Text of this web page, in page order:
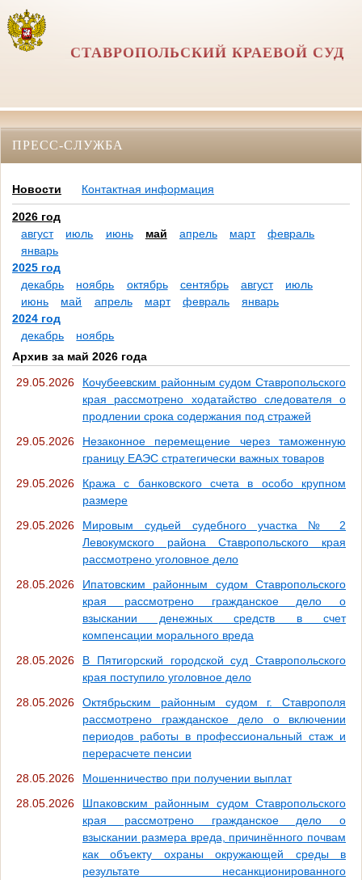
СТАВРОПОЛЬСКИЙ КРАЕВОЙ СУД
ПРЕСС-СЛУЖБА
Новости Контактная информация
2026 год
август
июль июнь май апрель март
февраль
январь
2025 год
декабрь
ноябрь октябрь сентябрь август
июль
июнь
май апрель март февраль
январь
2024 год
декабрь
ноябрь
Архив за май 2026 года
29.05.2026
Кочубеевским районным судом Ставропольского
края рассмотрено ходатайство следователя о
продлении срока содержания под стражей
29.05.2026
Незаконное перемещение через таможенную
границу ЕАЭС стратегически важных товаров
29.05.2026
Кража с банковского счета в особо крупном
размере
29.05.2026
Мировым судьей судебного участка № 2
Левокумского района Ставропольского края
рассмотрено уголовное дело
28.05.2026
Ипатовским районным судом Ставропольского
края рассмотрено гражданское дело о
взыскании денежных средств в счет
компенсации морального вреда
28.05.2026
В Пятигорский городской суд Ставропольского
края поступило уголовное дело
28.05.2026
Октябрьским районным судом г. Ставрополя
рассмотрено гражданское дело о включении
периодов работы в профессиональный стаж и
перерасчете пенсии
28.05.2026
Мошенничество при получении выплат
28.05.2026
Шпаковским районным судом Ставропольского
края рассмотрено гражданское дело о
взыскании размера вреда, причинённого почвам
как объекту охраны окружающей среды в
результате несанкционированного